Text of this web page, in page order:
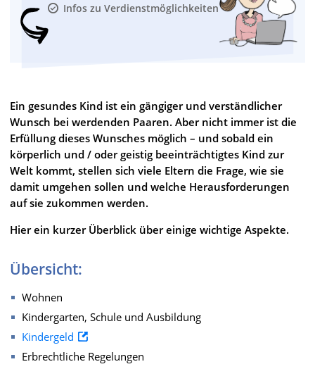
Infos zu Verdienstmöglichkeiten
Ein gesundes Kind ist ein gängiger und verständlicher
Wunsch bei werdenden Paaren. Aber nicht immer ist die
Erfüllung dieses Wunsches möglich – und sobald ein
körperlich und / oder geistig beeinträchtigtes Kind zur
Welt kommt, stellen sich viele Eltern die Frage, wie sie
damit umgehen sollen und welche Herausforderungen
auf sie zukommen werden.
Hier ein kurzer Überblick über einige wichtige Aspekte.
Übersicht:
Wohnen
Kindergarten, Schule und Ausbildung
Kindergeld
Erbrechtliche Regelungen